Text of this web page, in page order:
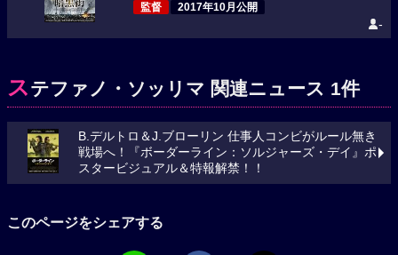
監督 2017年10月公開
-
ステファノ・ソッリマ 関連ニュース 1件
B.デルトロ＆J.ブローリン 仕事人コンビがルール無き
戦場へ！『ボーダーライン：ソルジャーズ・デイ』ポ
スタービジュアル＆特報解禁！！
このページをシェアする